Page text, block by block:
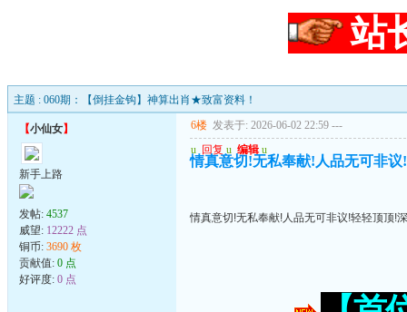
站
主题 : 060期：【倒挂金钩】神算出肖★致富资料！
【小仙女】
新手上路
发帖: 4537
威望: 12222 点
铜币: 3690 枚
贡献值: 0 点
好评度: 0 点
6楼 发表于: 2026-06-02 22:59 ---
u 回复 u 编辑 u
情真意切!无私奉献!人品无可非
情真意切!无私奉献!人品无可非议!轻轻顶顶!